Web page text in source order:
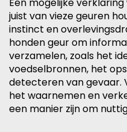
juist van vieze geuren
instinct en
honden geur om
verzamelen, zoals het
voedselbronnen, het
detecteren van gevaar.
het waarnemen en
een manier zijn om